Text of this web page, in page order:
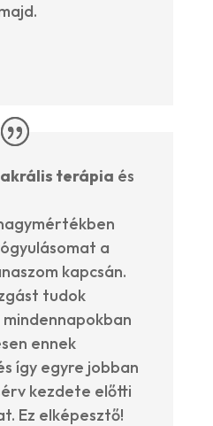
terápia és
a
kapcsán.
tudok
ennek
így egyre jobban
kezdete előtti
Ez elképesztő!